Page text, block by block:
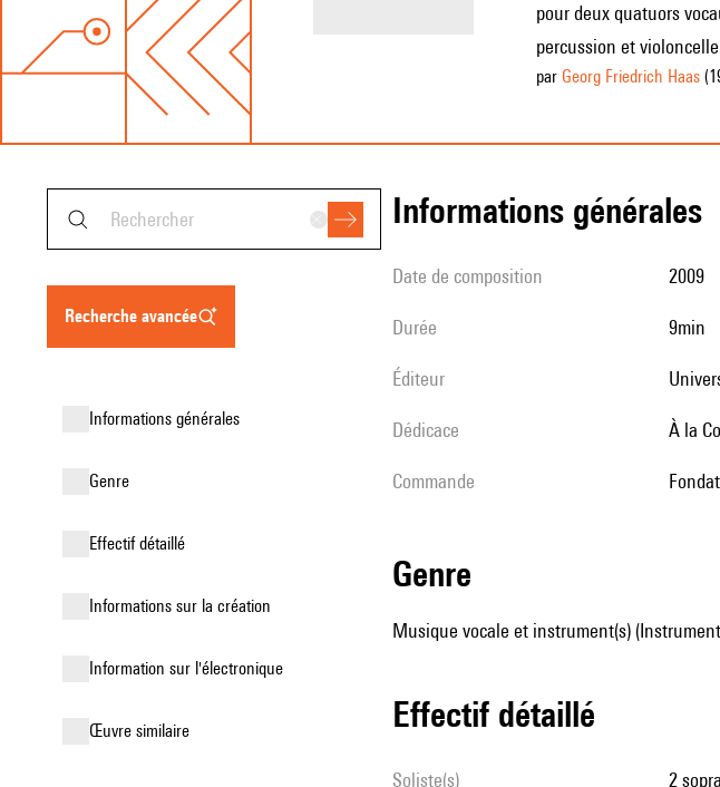
pour deux quatuors
percussion et violoncelle
par Georg Friedrich Haas
recherche avancée
informations générales
genre
effectif détaillé
informations sur la création
Information sur l'électronique
œuvre similaire
informations générales
date de composition 2009
durée 9min
éditeur
Dédicace à la
Commande
genre
Musique vocale et instrument(s)
effectif détaillé
Soliste(s) 2